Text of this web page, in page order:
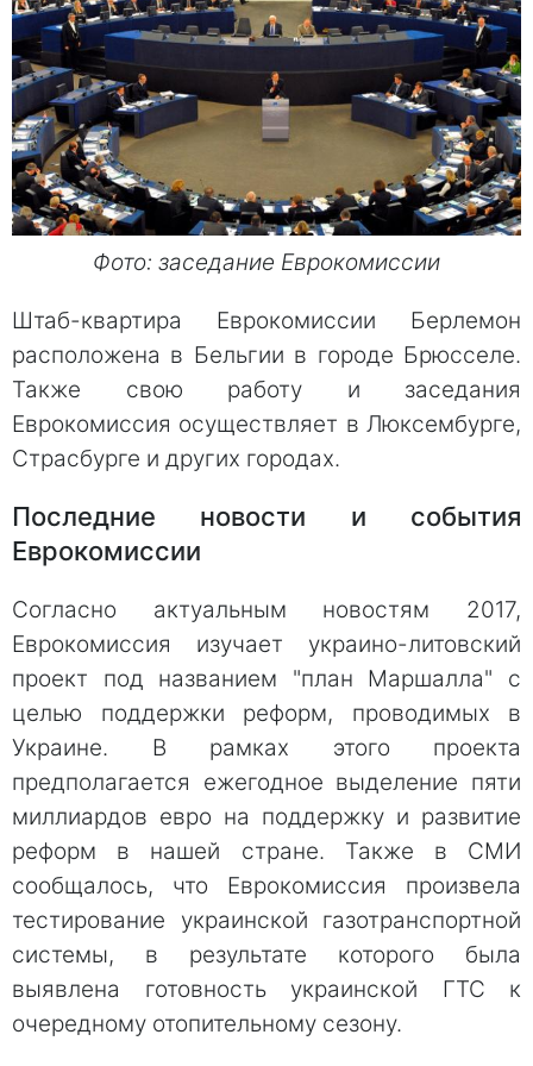
Фото: заседание Еврокомиссии
Штаб-квартира Еврокомиссии Берлемон
расположена в Бельгии в городе Брюсселе.
Также свою работу и заседания
Еврокомиссия осуществляет в Люксембурге,
Страсбурге и других городах.
Последние новости и события
Еврокомиссии
Согласно актуальным новостям 2017,
Еврокомиссия изучает украино-литовский
проект под названием "план Маршалла" с
целью поддержки реформ, проводимых в
Украине. В рамках этого проекта
предполагается ежегодное выделение пяти
миллиардов евро на поддержку и развитие
реформ в нашей стране. Также в СМИ
сообщалось, что Еврокомиссия произвела
тестирование украинской газотранспортной
системы, в результате которого была
выявлена готовность украинской ГТС к
очередному отопительному сезону.